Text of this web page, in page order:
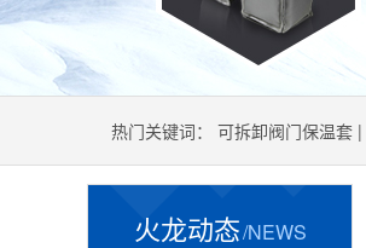
热门关键词： 可拆卸阀门保温套 |
火龙动态/NEWS